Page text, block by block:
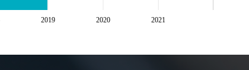
2019 2020 2021
화 전처리